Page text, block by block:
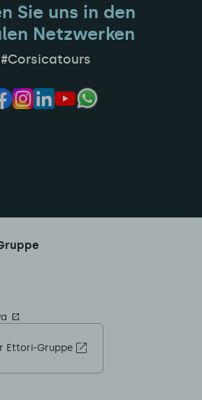
Sie uns in den
Netzwerken
#Corsicatours
Ettori-Gruppe